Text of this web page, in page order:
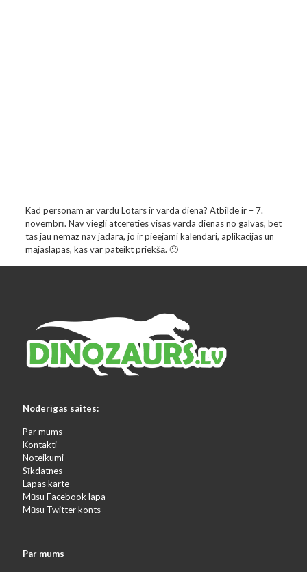
Kad personām ar vārdu Lotārs ir vārda diena? Atbilde ir – 7.
novembrī. Nav viegli atcerēties visas vārda dienas no galvas, bet
tas jau nemaz nav jādara, jo ir pieejami kalendāri, aplikācijas un
mājaslapas, kas var pateikt priekšā. 🙂
Noderīgas saites:
Par mums
Kontakti
Noteikumi
Sīkdatnes
Lapas karte
Mūsu Facebook lapa
Mūsu Twitter konts
Par mums